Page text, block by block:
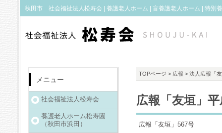
秋田市 社会福祉法人松寿会 | 養護老人ホーム | 盲養護老人ホーム | 特別
TOPページ > 広報 > 法人広報「
広報「友垣」
広報「友垣」567号
メニュー
社会福祉法人松寿会
養護老人ホーム松寿園
（秋田市浜田）